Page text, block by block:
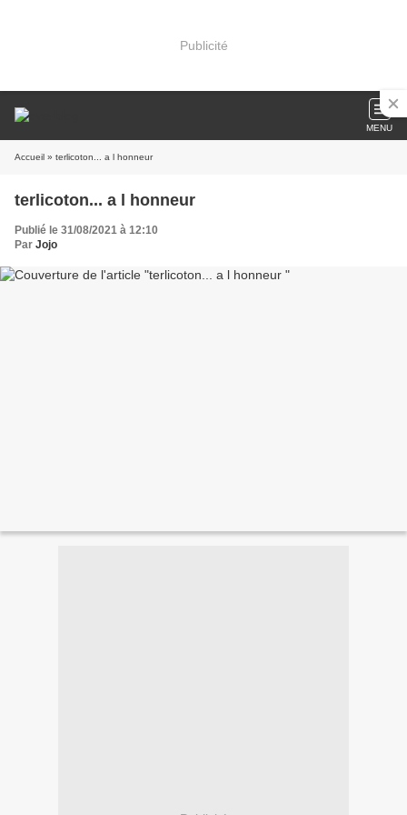
Publicité
MENU
Accueil » terlicoton... a l honneur
terlicoton... a l honneur
Publié le 31/08/2021 à 12:10
Par Jojo